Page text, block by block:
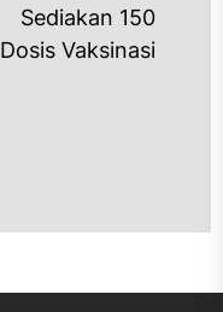
Sediakan 150
Dosis Vaksinasi